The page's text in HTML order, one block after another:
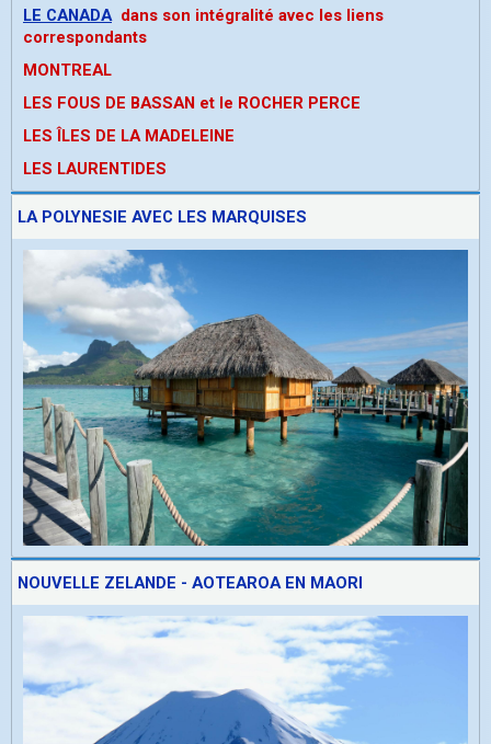
LE CANADA dans son intégralité avec les liens
correspondants
MONTREAL
LES FOUS DE BASSAN et le ROCHER PERCE
LES ÎLES DE LA MADELEINE
LES LAURENTIDES
LA POLYNESIE AVEC LES MARQUISES
NOUVELLE ZELANDE - AOTEAROA EN MAORI